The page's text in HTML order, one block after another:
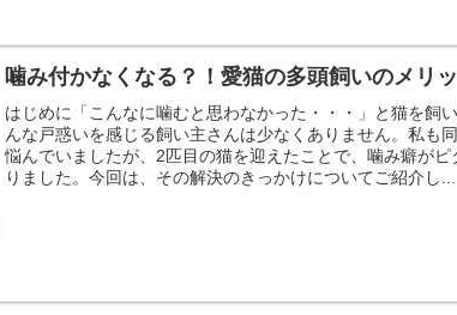
噛み付かなくなる？！愛猫の多頭飼いのメリ
はじめに「こんなに噛むと思わなかった・・・」と猫を飼
んな戸惑いを感じる飼い主さんは少なくありません。私も
悩んでいましたが、2匹目の猫を迎えたことで、噛み癖がピ
りました。今回は、その解決のきっかけについてご紹介し...